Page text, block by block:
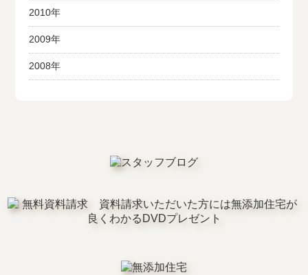
2010年
2009年
2008年